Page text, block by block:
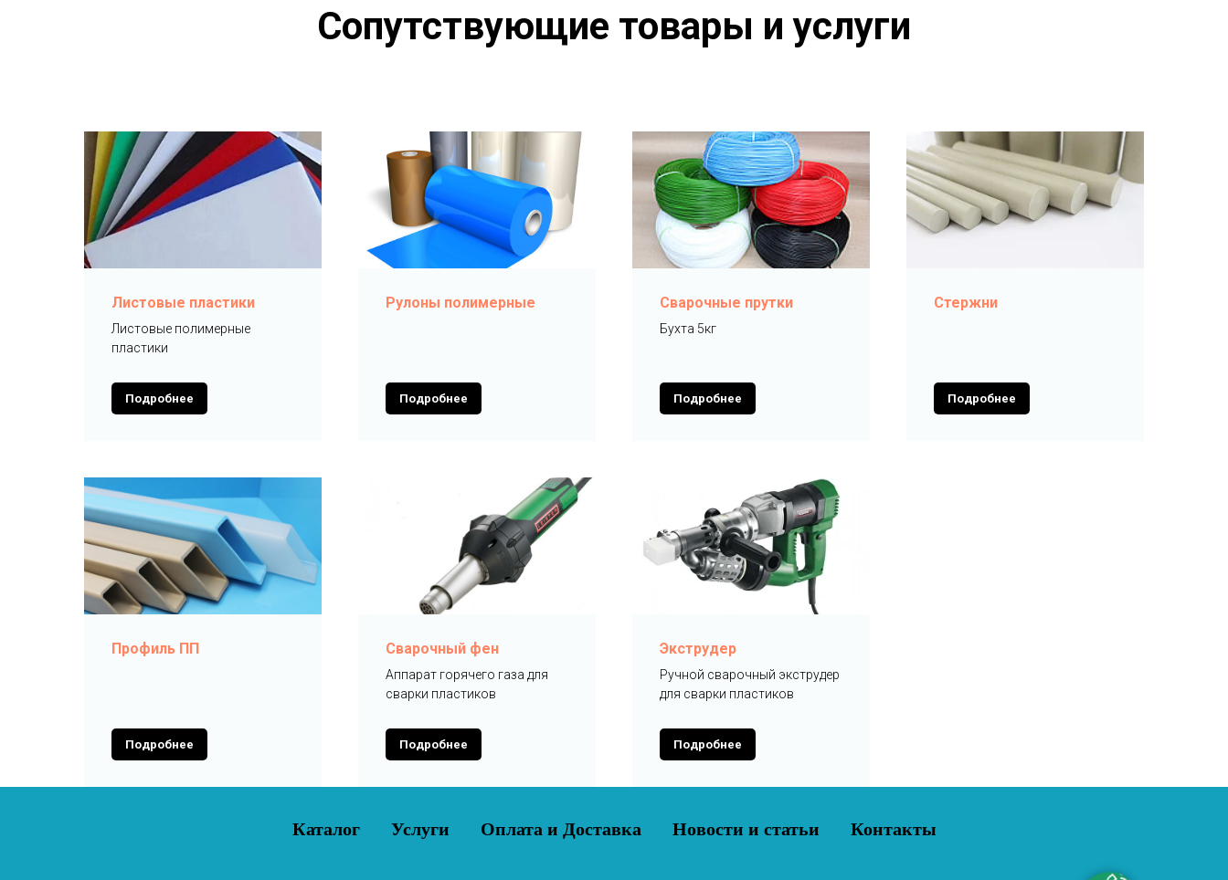
Сопутствующие товары и услуги
Листовые пластики
Листовые полимерные
пластики
Подробнее
Рулоны полимерные
Подробнее
Сварочные прутки
Бухта 5кг
Подробнее
Стержни
Подробнее
Профиль ПП
Подробнее
Сварочный фен
Аппарат горячего газа для
сварки пластиков
Подробнее
Экструдер
Ручной сварочный экструдер
для сварки пластиков
Подробнее
Каталог Услуги Оплата и Доставка Новости и статьи Контакты